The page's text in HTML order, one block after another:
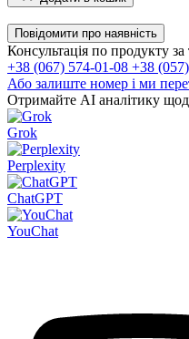
Повідомити про наявність
Консультація по продукту
+38 (067) 574-01-08 +38
Або залиште номер і ми
Отримайте AI аналітику
Grok
Perplexity
ChatGPT
YouChat